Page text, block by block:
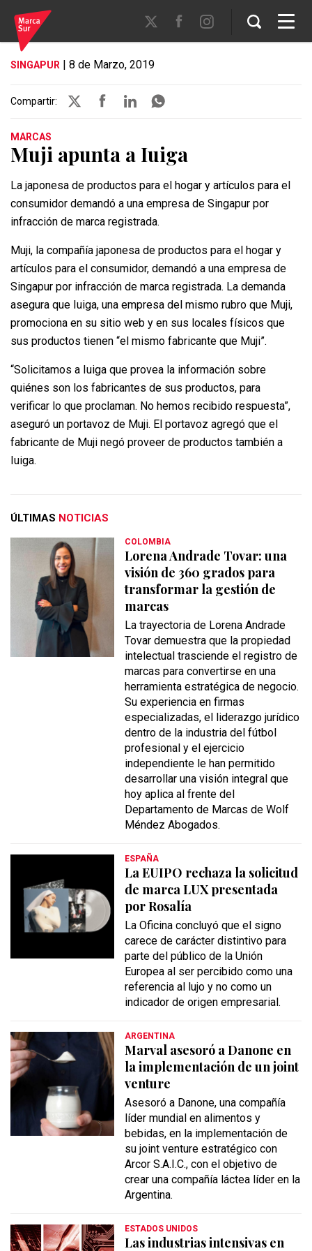
SINGAPUR | 8 de Marzo, 2019
Compartir:
MARCAS
Muji apunta a Iuiga
La japonesa de productos para el hogar y artículos para el
consumidor demandó a una empresa de Singapur por
infracción de marca registrada.
Muji, la compañía japonesa de productos para el hogar y
artículos para el consumidor, demandó a una empresa de
Singapur por infracción de marca registrada. La demanda
asegura que Iuiga, una empresa del mismo rubro que Muji,
promociona en su sitio web y en sus locales físicos que
sus productos tienen “el mismo fabricante que Muji”.
“Solicitamos a Iuiga que provea la información sobre
quiénes son los fabricantes de sus productos, para
verificar lo que proclaman. No hemos recibido respuesta”,
aseguró un portavoz de Muji. El portavoz agregó que el
fabricante de Muji negó proveer de productos también a
Iuiga.
ÚLTIMAS NOTICIAS
COLOMBIA
Lorena Andrade Tovar: una
visión de 360 grados para
transformar la gestión de
marcas
La trayectoria de Lorena Andrade
Tovar demuestra que la propiedad
intelectual trasciende el registro de
marcas para convertirse en una
herramienta estratégica de negocio.
Su experiencia en firmas
especializadas, el liderazgo jurídico
dentro de la industria del fútbol
profesional y el ejercicio
independiente le han permitido
desarrollar una visión integral que
hoy aplica al frente del
Departamento de Marcas de Wolf
Méndez Abogados.
ESPAÑA
La EUIPO rechaza la solicitud
de marca LUX presentada
por Rosalía
La Oficina concluyó que el signo
carece de carácter distintivo para
parte del público de la Unión
Europea al ser percibido como una
referencia al lujo y no como un
indicador de origen empresarial.
ARGENTINA
Marval asesoró a Danone en
la implementación de un joint
venture
Asesoró a Danone, una compañía
líder mundial en alimentos y
bebidas, en la implementación de
su joint venture estratégico con
Arcor S.A.I.C., con el objetivo de
crear una compañía láctea líder en la
Argentina.
ESTADOS UNIDOS
Las industrias intensivas en